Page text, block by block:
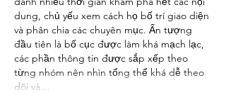
dung, chủ yếu xem cách họ bố trí giao diện
và phân chia các chuyên mục. Ấn tượng
đầu tiên là bố cục được làm khá mạch lạc,
các phần thông tin được sắp xếp theo
từng nhóm nên nhìn tổng thể khá dễ theo
dõi và…